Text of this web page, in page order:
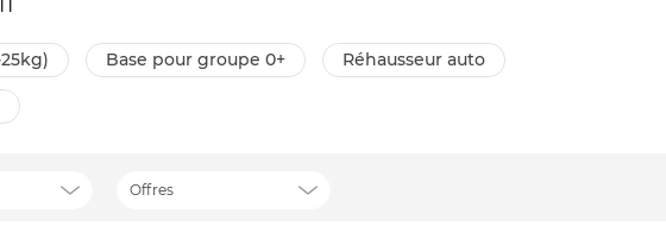
base pour groupe 0+ réhausseur auto
Offres